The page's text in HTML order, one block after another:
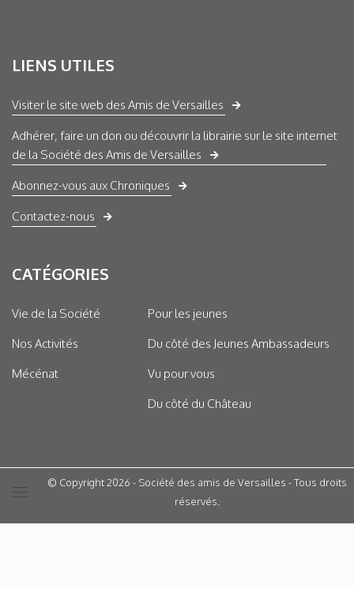
LIENS UTILES
Visiter le site web des Amis de Versailles
Adhérer, faire un don ou découvrir la librairie sur le site internet
de la Société des Amis de Versailles
Abonnez-vous aux Chroniques
Contactez-nous
CATÉGORIES
Vie de la Société
Nos Activités
Mécénat
Pour les jeunes
Du côté des Jeunes Ambassadeurs
Vu pour vous
Du côté du Château
© Copyright 2026 - Société des amis de Versailles - Tous droits
réservés.